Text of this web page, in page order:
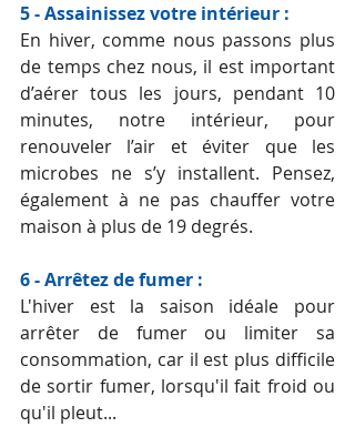
5 - Assainissez votre intérieur :
En hiver, comme nous passons plus
de temps chez nous, il est important
d’aérer tous les jours, pendant 10
minutes, notre intérieur, pour
renouveler l’air et éviter que les
microbes ne s’y installent. Pensez,
également à ne pas chauffer votre
maison à plus de 19 degrés.
6 - Arrêtez de fumer :
L'hiver est la saison idéale pour
arrêter de fumer ou limiter sa
consommation, car il est plus difficile
de sortir fumer, lorsqu'il fait froid ou
qu'il pleut...